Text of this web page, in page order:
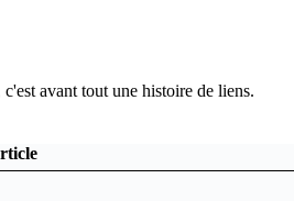
avant tout une histoire de liens.